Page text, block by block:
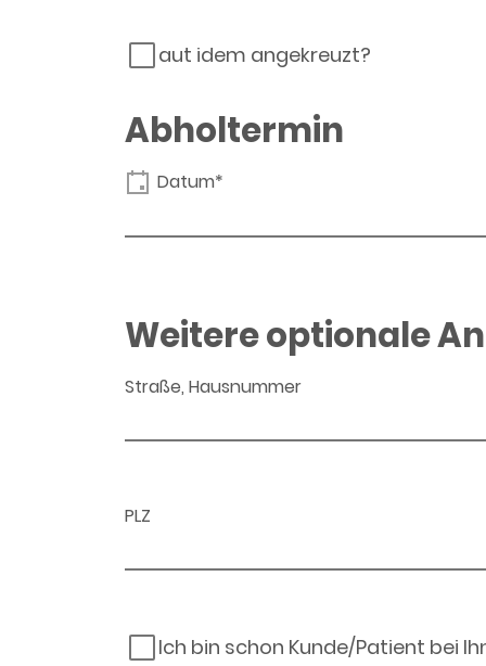
aut idem angekreuzt?
Abholtermin
Datum*
Weitere optionale
Straße, Hausnummer
PLZ
Ich bin schon Kunde/Patient bei